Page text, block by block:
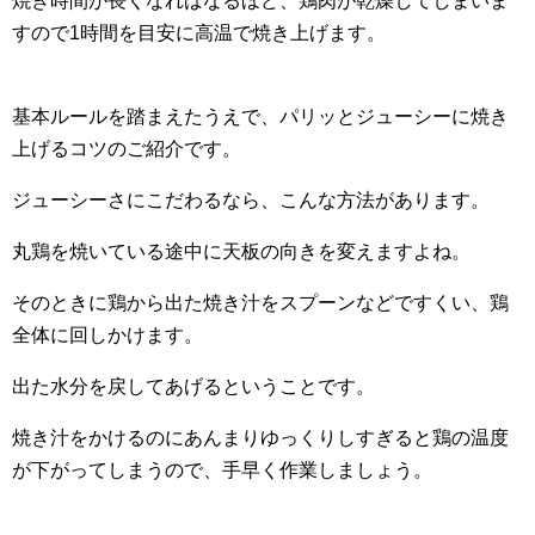
すので1時間を目安に高温で焼き上げます。
基本ルールを踏まえたうえで、パリッとジューシーに焼き
上げるコツのご紹介です。
ジューシーさにこだわるなら、こんな方法があります。
丸鶏を焼いている途中に天板の向きを変えますよね。
そのときに鶏から出た焼き汁をスプーンなどですくい、鶏
全体に回しかけます。
出た水分を戻してあげるということです。
焼き汁をかけるのにあんまりゆっくりしすぎると鶏の温度
が下がってしまうので、手早く作業しましょう。